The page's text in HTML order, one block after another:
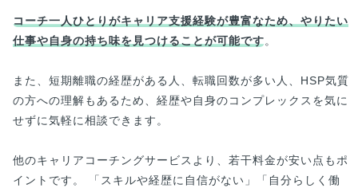
コーチ一人ひとりがキャリア支援経験が豊富なため、やりたい
仕事や自身の持ち味を見つけることが可能です。
また、短期離職の経歴がある人、転職回数が多い人、HSP気質
の方への理解もあるため、経歴や自身のコンプレックスを気に
せずに気軽に相談できます。
他のキャリアコーチングサービスより、若干料金が安い点もポ
イントです。 「スキルや経歴に自信がない」「自分らしく働